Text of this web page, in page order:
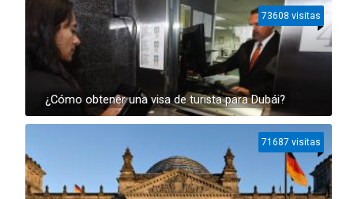
¿Cómo obtener una visa de turista para Dubái?
73608 visitas
71687 visitas